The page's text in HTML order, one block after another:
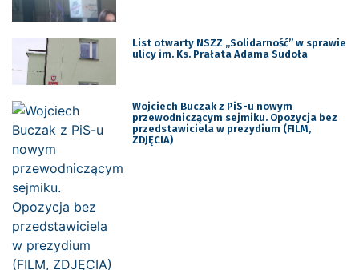
List otwarty NSZZ ,,Solidarność” w sprawie
ulicy im. Ks. Prałata Adama Sudoła
Wojciech Buczak z PiS-u nowym
przewodniczącym sejmiku. Opozycja bez
przedstawiciela w prezydium (FILM,
ZDJĘCIA)